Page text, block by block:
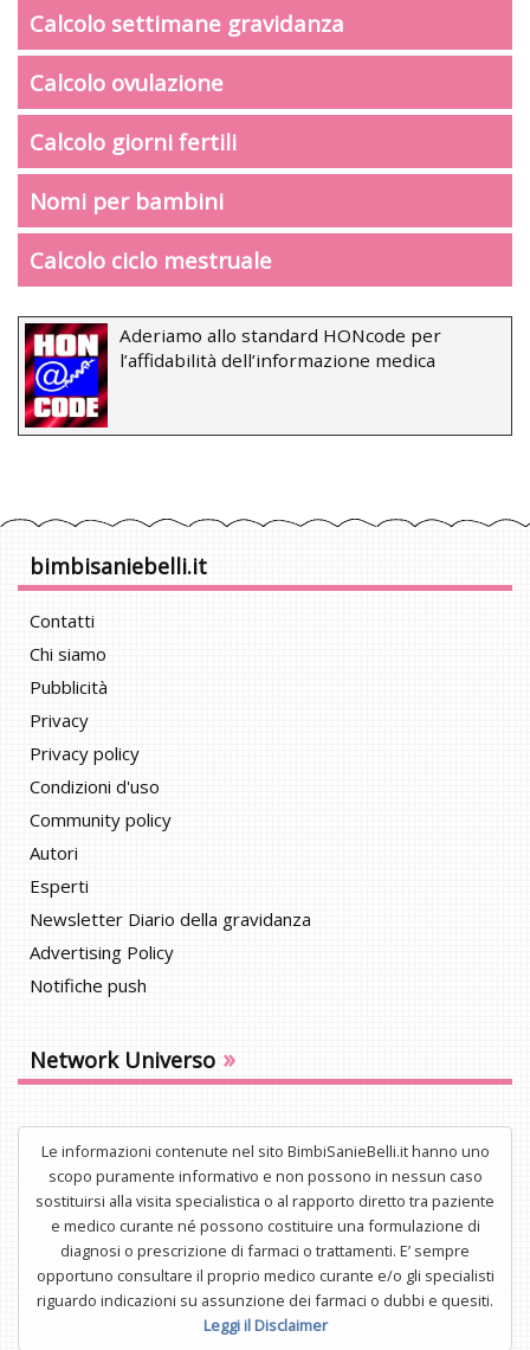
Calcolo settimane gravidanza
Calcolo ovulazione
Calcolo giorni fertili
Nomi per bambini
Calcolo ciclo mestruale
Aderiamo allo standard HONcode per
l’affidabilità dell’informazione medica
bimbisaniebelli.it
Contatti
Chi siamo
Pubblicità
Privacy
Privacy policy
Condizioni d'uso
Community policy
Autori
Esperti
Newsletter Diario della gravidanza
Advertising Policy
Notifiche push
Network Universo »
Le informazioni contenute nel sito BimbiSanieBelli.it hanno uno
scopo puramente informativo e non possono in nessun caso
sostituirsi alla visita specialistica o al rapporto diretto tra paziente
e medico curante né possono costituire una formulazione di
diagnosi o prescrizione di farmaci o trattamenti. E’ sempre
opportuno consultare il proprio medico curante e/o gli specialisti
riguardo indicazioni su assunzione dei farmaci o dubbi e quesiti.
Leggi il Disclaimer